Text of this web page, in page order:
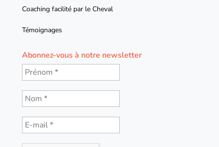
Coaching facilité par le Cheval
Témoignages
Abonnez-vous à notre newsletter